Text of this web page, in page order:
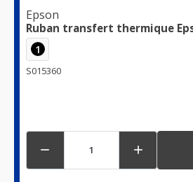
Epson
Ruban transfert thermique
1
S015360
 